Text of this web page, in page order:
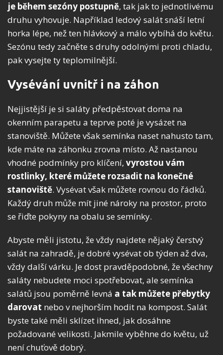
je během sezóny postupně, tak jak to jednotlivému
druhu vyhovuje. Například ledový salát snáší letní
horka lépe, než ten hlávkový a málo vybíhá do květu.
Sezónu tedy začněte s druhy odolnými proti chladu,
pak vysejte ty teplomilnější.
Vysévání uvnitř i na záhon
Nejjistější je si saláty předpěstovat doma na
okenním parapetu a teprve poté je vysázet na
stanoviště. Můžete však semínka naset nahusto tam,
kde máte na záhonku zrovna místo. Až nastanou
vhodné podmínky pro klíčení, vyrostou vám
rostlinky, které můžete rozsadit na konečné
stanoviště. Vysévat však můžete rovnou do řádků.
Každý druh může mít jiné nároky na prostor, proto
se řiďte pokyny na obalu se semínky.
Abyste měli jistotu, že vždy najdete nějaký čerstvý
salát na zahradě, je dobré vysévat ob týden až dva,
vždy další várku. Je dost pravděpodobné, že všechny
saláty nebudete moci spotřebovat, ale semínka
salátů jsou poměrně levná a tak můžete přebytky
darovat nebo v nejhorším hodit na kompost. Salát
byste také měli sklízet ihned, jak dosáhne
požadované velikosti. Jakmile vyběhne do květu, už
není chuťově dobrý.